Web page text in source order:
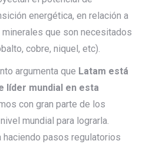
energética, en relación a
que son necesitados
cobre, niquel, etc).
argumenta que Latam está
líder mundial en esta
con gran parte de los
mundial para lograrla.
haciendo pasos regulatorios